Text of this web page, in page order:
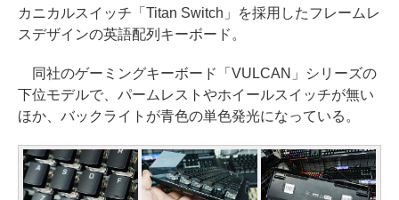
カニカルスイッチ「Titan Switch」を採用したフレームレ
スデザインの英語配列キーボード。
同社のゲーミングキーボード「VULCAN」シリーズの
下位モデルで、パームレストやホイールスイッチが無い
ほか、バックライトが青色の単色発光になっている。